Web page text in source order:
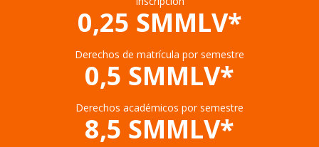
0,25 SMMLV*
Derechos de matrícula por semestre
0,5 SMMLV*
Derechos académicos por semestre
8,5 SMMLV*